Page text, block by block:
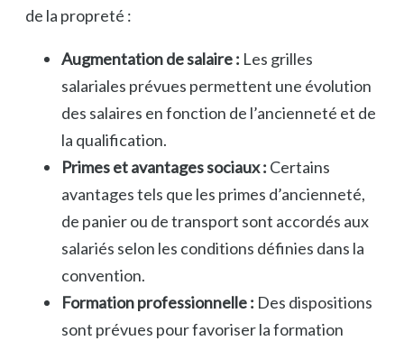
de la propreté :
Augmentation de salaire : Les grilles
salariales prévues permettent une évolution
des salaires en fonction de l’ancienneté et de
la qualification.
Primes et avantages sociaux : Certains
avantages tels que les primes d’ancienneté,
de panier ou de transport sont accordés aux
salariés selon les conditions définies dans la
convention.
Formation professionnelle : Des dispositions
sont prévues pour favoriser la formation